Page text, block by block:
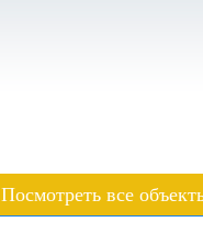
Посмотреть все